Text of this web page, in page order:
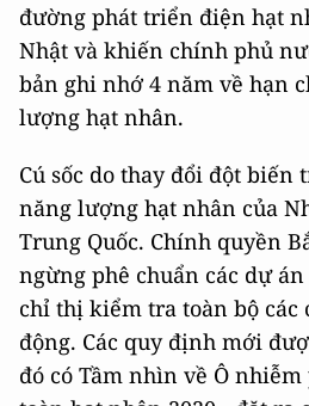
đường phát triển điện hạt
Nhật và khiến chính phủ
bản ghi nhớ 4 năm về hạn
lượng hạt nhân.
Cú sốc do thay đổi đột biến
năng lượng hạt nhân của
Trung Quốc. Chính quyền
ngừng phê chuẩn các dự
chỉ thị kiểm tra toàn bộ các
động. Các quy định mới
đó có Tầm nhìn về Ô